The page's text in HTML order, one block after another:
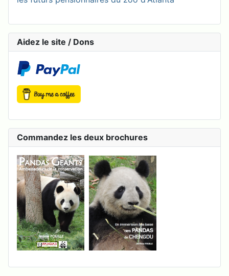
Aidez le site / Dons
Commandez les deux brochures